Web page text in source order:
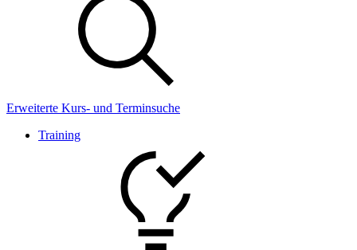
Erweiterte Kurs- und Terminsuche
Training